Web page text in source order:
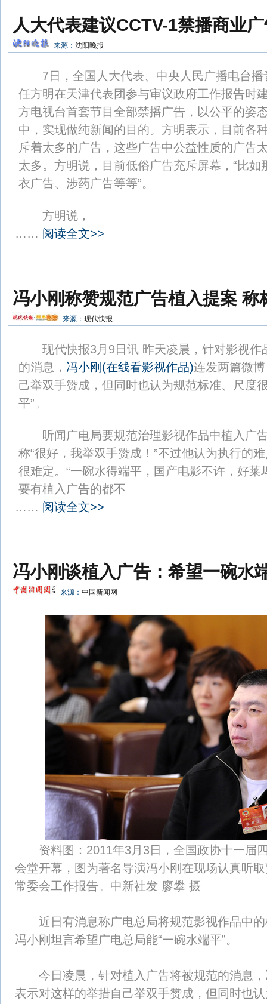
人大代表建议CCTV-1禁播商业
来源： 沈阳晚报
7日，全国人大代表、中央人民广播电台播
任方明在天津代表团参与审议政府工作报告时
方电视台首套节目全部禁播广告，以公平的姿
中，实现做纯新闻的目的。方明表示，目前各
斥着太多的广告，这些广告中公益性质的广告
太多。方明说，目前低俗广告充斥屏幕，“比
衣广告、涉药广告等等”。
方明说，
…… 阅读全文>>
冯小刚称赞规范广告植入提案 称
来源： 现代快报
现代快报3月9日讯 昨天凌晨，针对影视作
的消息， 冯小刚 (在线看影视作品)连发两篇微
己举双手赞成，但同时也认为规范标准、尺度
平”。
听闻广电局要规范治理影视作品中植入广
称“很好，我举双手赞成！”不过他认为执行的
很难定。“一碗水得端平，国产电影不许，好莱
要有植入广告的都不
…… 阅读全文>>
冯小刚谈植入广告：希望一碗水
来源： 中国新闻网
资料图：2011年3月3日，全国政协十一届
会堂开幕，图为著名导演冯小刚在现场认真听
常委会工作报告。中新社发 廖攀 摄
近日有消息称广电总局将规范影视作品中的
冯小刚坦言希望广电总局能“一碗水端平”。
今日凌晨，针对植入广告将被规范的消息，
表示对这样的举措自己举双手赞成，但同时也